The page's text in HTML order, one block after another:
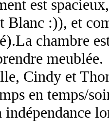
est
Blanc :)), et
chambre
meublée.
Cindy et
en temps/
indépendance